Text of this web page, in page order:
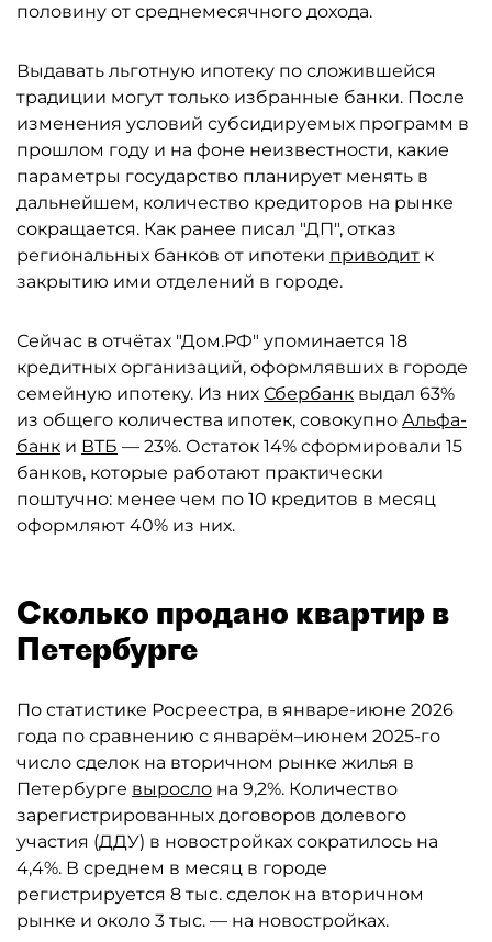
половину от среднемесячного дохода.
Выдавать льготную ипотеку по сложившейся
традиции могут только избранные банки. После
изменения условий субсидируемых программ в
прошлом году и на фоне неизвестности, какие
параметры государство планирует менять в
дальнейшем, количество кредиторов на рынке
сокращается. Как ранее писал "ДП", отказ
региональных банков от ипотеки приводит к
закрытию ими отделений в городе.
Сейчас в отчётах "Дом.РФ" упоминается 18
кредитных организаций, оформлявших в городе
семейную ипотеку. Из них Сбербанк выдал 63%
из общего количества ипотек, совокупно Альфа-
банк и ВТБ — 23%. Остаток 14% сформировали 15
банков, которые работают практически
поштучно: менее чем по 10 кредитов в месяц
оформляют 40% из них.
Сколько продано квартир в
Петербурге
По статистике Росреестра, в январе-июне 2026
года по сравнению с январём–июнем 2025-го
число сделок на вторичном рынке жилья в
Петербурге выросло на 9,2%. Количество
зарегистрированных договоров долевого
участия (ДДУ) в новостройках сократилось на
4,4%. В среднем в месяц в городе
регистрируется 8 тыс. сделок на вторичном
рынке и около 3 тыс. — на новостройках.